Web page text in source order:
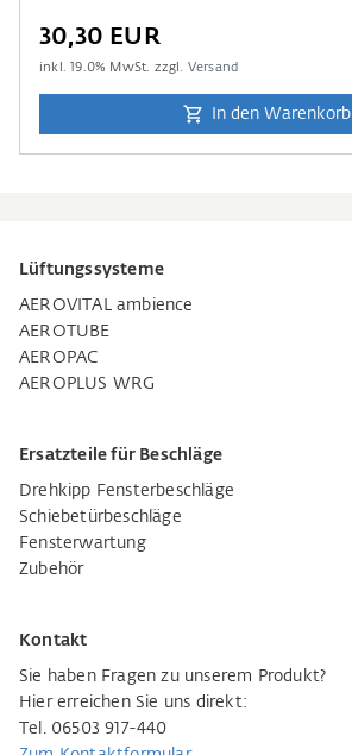
30,30 EUR
inkl.19.0% MwSt. zzgl. Versand
In den Warenkorb
Lüftungssysteme
AEROVITAL ambience
AEROTUBE
AEROPAC
AEROPLUS WRG
Ersatzteile für Beschläge
Drehkipp Fensterbeschläge
Schiebetürbeschläge
Fensterwartung
Zubehör
Kontakt
Sie haben Fragen zu unserem Produkt?
Hier erreichen Sie uns direkt:
Tel. 06503 917-440